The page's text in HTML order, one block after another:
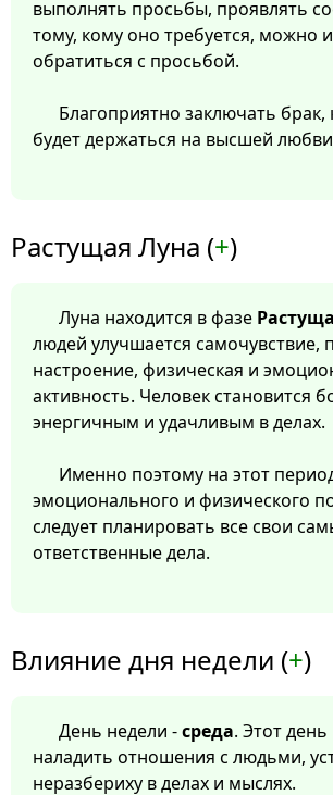
выполнять просьбы, проявлять
тому, кому оно требуется, можно
обратиться с просьбой.
Благоприятно заключать брак,
будет держаться на высшей
Растущая Луна (+)
Луна находится в фазе
людей улучшается самочувствие,
настроение, физическая и
активность. Человек становится
энергичным и удачливым в делах.
Именно поэтому на этот
эмоционального и физического
следует планировать все свои
ответственные дела.
Влияние дня недели (+)
День недели -среда. Этот
наладить отношения с людьми,
неразбериху в делах и мыслях.